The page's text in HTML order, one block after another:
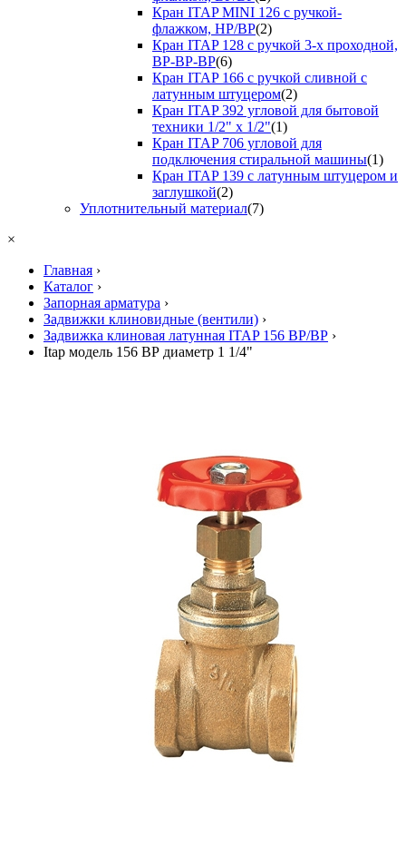
Кран ITAP MINI 126 с ручкой-
флажком, НР/ВР(2)
Кран ITAP 128 с ручкой 3-х проходной,
ВР-ВР-ВР(6)
Кран ITAP 166 с ручкой сливной с
латунным штуцером(2)
Кран ITAP 392 угловой для бытовой
техники 1/2" х 1/2"(1)
Кран ITAP 706 угловой для
подключения стиральной машины(1)
Кран ITAP 139 с латунным штуцером и
заглушкой(2)
Уплотнительный материал(7)
×
Главная ›
Каталог ›
Запорная арматура ›
Задвижки клиновидные (вентили) ›
Задвижка клиновая латунная ITAP 156 ВР/ВР ›
Itap модель 156 ВР диаметр 1 1/4"